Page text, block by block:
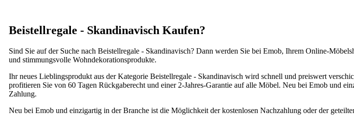
Beistellregale - Skandinavisch Kaufen?
Sind Sie auf der Suche nach Beistellregale - Skandinavisch? Dann werden Sie bei Emob, Ihrem Online-
und stimmungsvolle Wohndekorationsprodukte.
Ihr neues Lieblingsprodukt aus der Kategorie Beistellregale - Skandinavisch wird schnell und preiswert
profitieren Sie von 60 Tagen Rückgaberecht und einer 2-Jahres-Garantie auf alle Möbel. Neu bei Emob und
Zahlung.
Neu bei Emob und einzigartig in der Branche ist die Möglichkeit der kostenlosen Nachzahlung oder der